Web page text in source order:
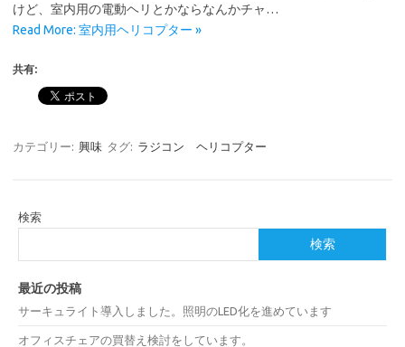
けど、室内用の電動ヘリとかならなんかチャ…
Read More: 室内用ヘリコプター »
共有:
カテゴリー: 興味 タグ: ラジコン ヘリコプター
検索
検索
最近の投稿
サーキュライト導入しました。照明のLED化を進めています
オフィスチェアの買替え検討をしています。